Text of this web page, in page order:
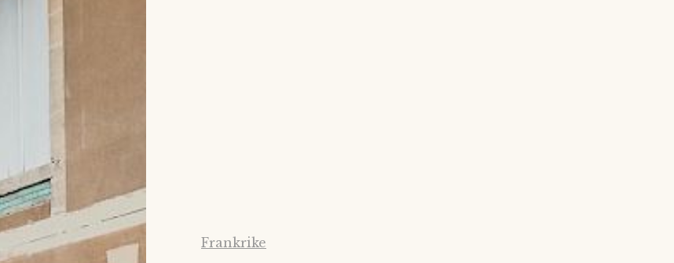
Frankrike